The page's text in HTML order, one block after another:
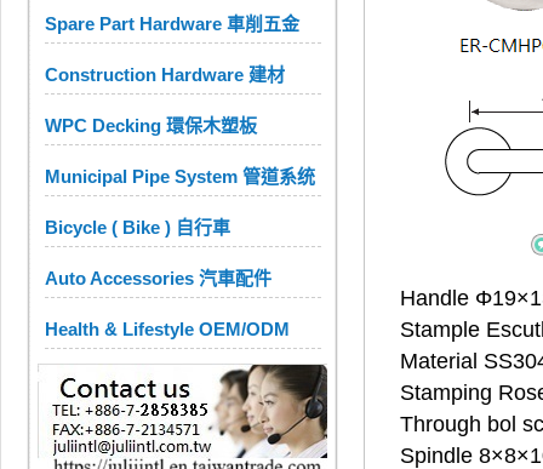
Spare Part Hardware 車削五金
Construction Hardware 建材
WPC Decking 環保木塑板
Municipal Pipe System 管道系统
Bicycle ( Bike ) 自行車
Auto Accessories 汽車配件
Health & Lifestyle OEM/ODM
Handle
Stample
Material
Stamping
Through bol
Spindle